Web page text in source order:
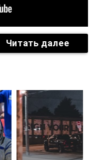
Читать далее